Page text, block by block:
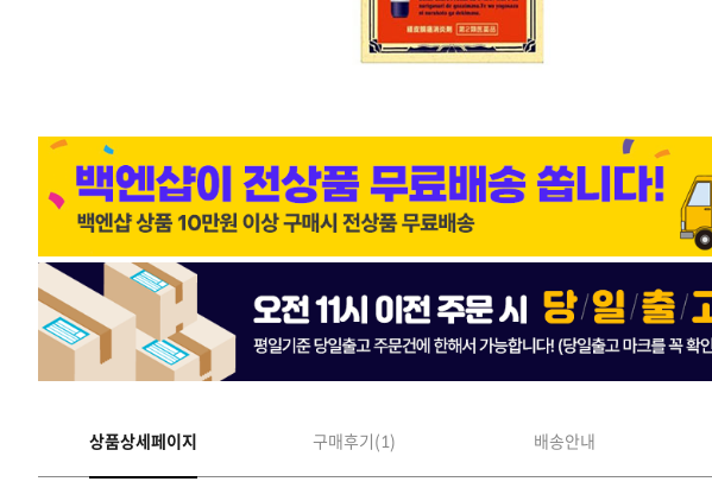
상품상세페이지 구매후기(1) 배송안내